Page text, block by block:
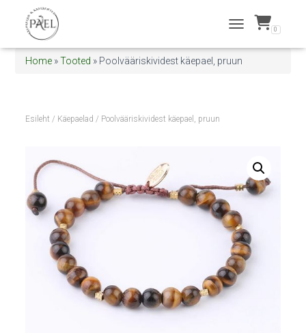
TOGGLE 0
Home »Tooted » Poolvääriskividest käepael, pruun
Esileht / Käepaelad / Poolvääriskividest käepael, pruun